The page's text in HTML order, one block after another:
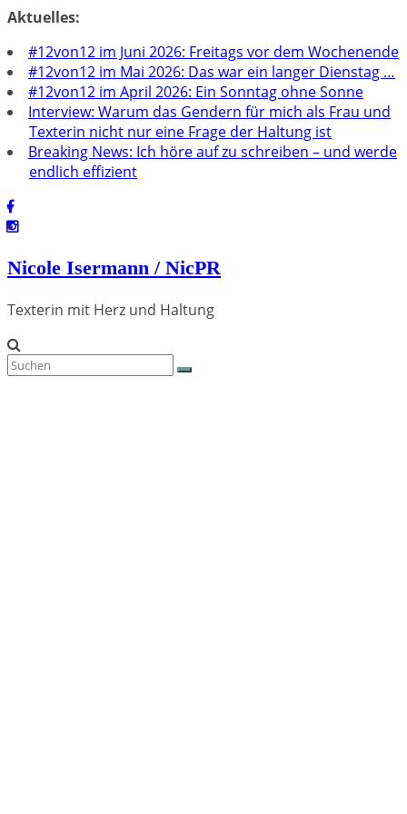
Zum
springen
Aktuelles:
#12von12 im Juni 2026: Freitags vor dem Wochenende
#12von12 im Mai 2026: Das war ein langer Dienstag …
#12von12 im April 2026: Ein Sonntag ohne Sonne
Interview: Warum das Gendern für mich als Frau und
Texterin nicht nur eine Frage der Haltung ist
Breaking News: Ich höre auf zu schreiben – und werde
endlich effizient
Nicole Isermann / NicPR
Texterin mit Herz und Haltung